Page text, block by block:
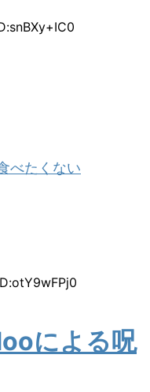
べたくない
による呪